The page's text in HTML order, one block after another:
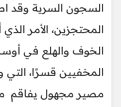
السجون السرية وقد
المحتجزين، الأمر
الخوف والهلع في
المخفيين قسرًا،
مصير مجهول يفاقم